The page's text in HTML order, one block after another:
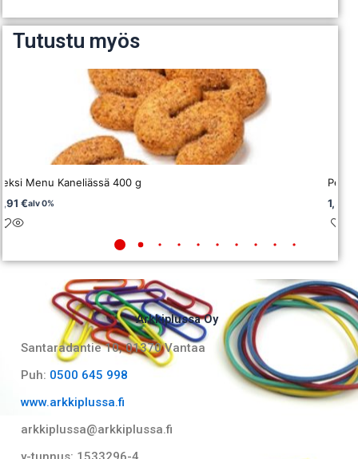
Tutustu myös
Menu Kaneliässä 400 g
€alv 0%
1,52
Arkkiplussa Oy
Santaradantie 10, 01370 Vantaa​
Puh: 0500 645 998
www.arkkiplussa.fi
arkkiplussa@arkkiplussa.fi